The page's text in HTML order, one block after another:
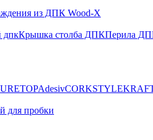
из ДПК Wood-X
дпкКрышка столба ДПКПерила
AdesivCORKSTYLE
для пробки